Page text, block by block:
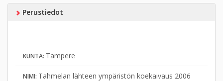
Perustiedot
KUNTA: Tampere
NIMI: Tahmelan lähteen ympäristön koekaivaus 2006